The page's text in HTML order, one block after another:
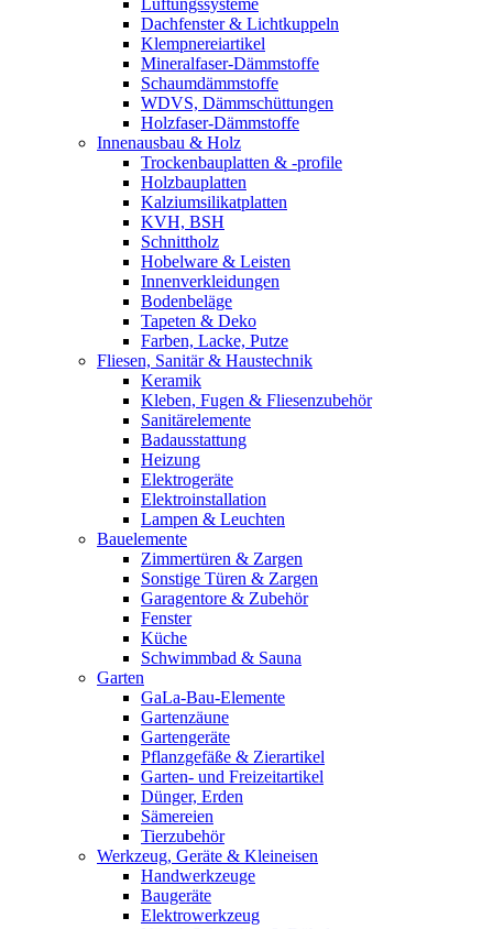
Lüftungssysteme
Dachfenster & Lichtkuppeln
Klempnereiartikel
Mineralfaser-Dämmstoffe
Schaumdämmstoffe
WDVS, Dämmschüttungen
Holzfaser-Dämmstoffe
Innenausbau & Holz
Trockenbauplatten & -profile
Holzbauplatten
Kalziumsilikatplatten
KVH, BSH
Schnittholz
Hobelware & Leisten
Innenverkleidungen
Bodenbeläge
Tapeten & Deko
Farben, Lacke, Putze
Fliesen, Sanitär & Haustechnik
Keramik
Kleben, Fugen & Fliesenzubehör
Sanitärelemente
Badausstattung
Heizung
Elektrogeräte
Elektroinstallation
Lampen & Leuchten
Bauelemente
Zimmertüren & Zargen
Sonstige Türen & Zargen
Garagentore & Zubehör
Fenster
Küche
Schwimmbad & Sauna
Garten
GaLa-Bau-Elemente
Gartenzäune
Gartengeräte
Pflanzgefäße & Zierartikel
Garten- und Freizeitartikel
Dünger, Erden
Sämereien
Tierzubehör
Werkzeug, Geräte & Kleineisen
Handwerkzeuge
Baugeräte
Elektrowerkzeug